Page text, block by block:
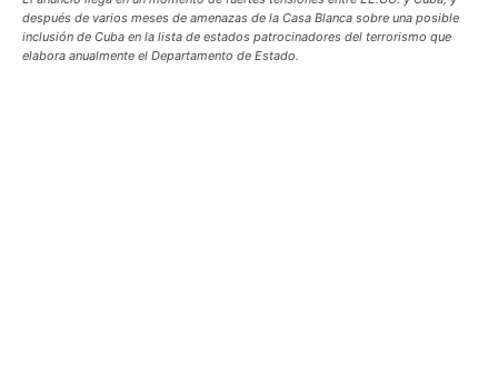
después de varios meses de amenazas de la Casa Blanca sobre una posible
inclusión de Cuba en la lista de estados patrocinadores del terrorismo que
elabora anualmente el Departamento de Estado.